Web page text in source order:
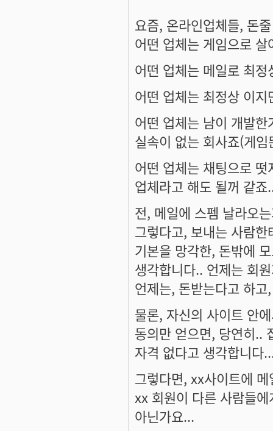
요즘, 온라인업체들, 돈
어떤 업체는 게임으로
어떤 업체는 메일로 최
어떤 업체는 최정상 이
어떤 업체는 남이 개발
실속이 없는 회사죠(게
어떤 업체는 채팅으로
업체라고 해도 될꺼 같죠
전, 메일에 스펨 날라오
그렇다고, 보내는 사람
기본을 망각한, 돈밖에
생각합니다.. 언제는 회
언제는, 돈받는다고 하고,
물론, 자신의 사이트 안
동의만 얻으면, 당연히..
자격 없다고 생각합니다
그렇다면, xx사이트에
xx 회원이 다른 사람들
아닌가요...